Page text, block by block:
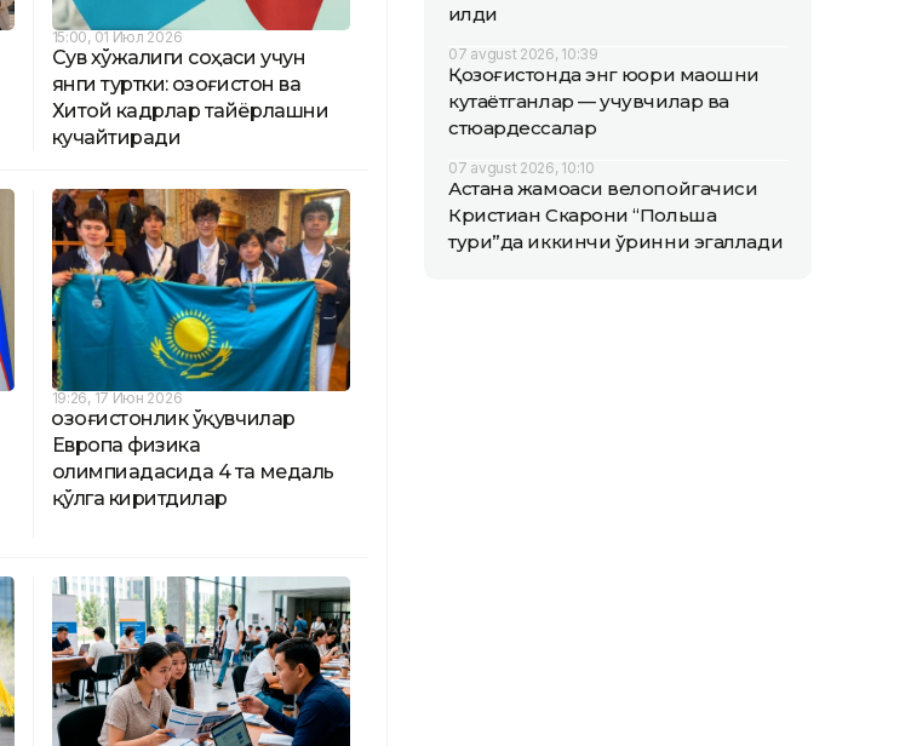
15:00, 01 Июл 2026
Сув хўжалиги соҳаси учун
янги туртки: Қозоғистон ва
Хитой кадрлар тайёрлашни
кучайтиради
19:26, 17 Июн 2026
Қозоғистонлик ўқувчилар
Европа физика
олимпиадасида 4 та медаль
қўлга киритдилар
қилди
07 avgust 2026, 10:39
Қозоғистонда энг юқори маошни
кутаётганлар — учувчилар ва
стюардессалар
07 avgust 2026, 10:10
Астана жамоаси велопойгачиси
Кристиан Скарони “Польша
тури”да иккинчи ўринни эгаллади